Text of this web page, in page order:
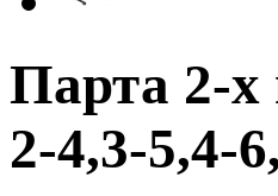
Парта 2-х
2-4,3-5,4-